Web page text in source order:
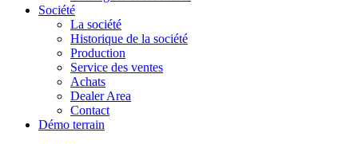
Société
La société
Historique de la société
Production
Service des ventes
Achats
Dealer Area
Contact
Démo terrain